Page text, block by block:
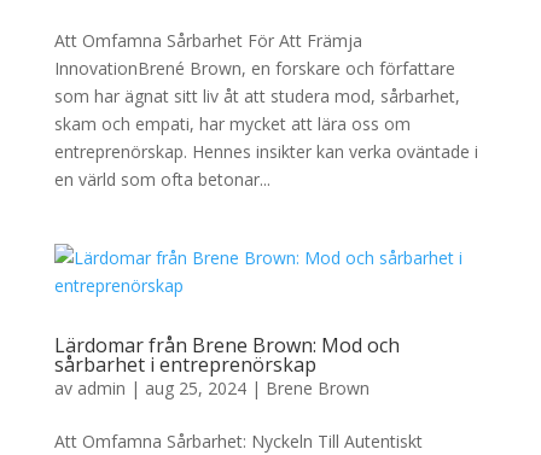
Att Omfamna Sårbarhet För Att Främja
InnovationBrené Brown, en forskare och författare
som har ägnat sitt liv åt att studera mod, sårbarhet,
skam och empati, har mycket att lära oss om
entreprenörskap. Hennes insikter kan verka oväntade i
en värld som ofta betonar...
Lärdomar från Brene Brown: Mod och
sårbarhet i entreprenörskap
av admin | aug 25, 2024| Brene Brown
Att Omfamna Sårbarhet: Nyckeln Till Autentiskt